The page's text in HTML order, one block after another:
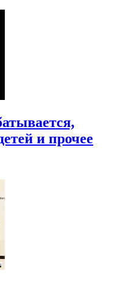
и прочее